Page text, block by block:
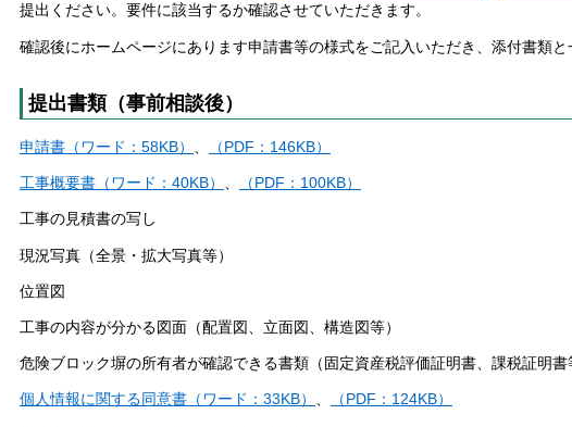
提出ください。要件に該当するか確認させていただきます。
確認後にホームページにあります申請書等の様式をご記入いただき、添付書類と
提出書類（事前相談後）
申請書（ワード：58KB） （PDF：146KB）
工事概要書（ワード：40KB） （PDF：100KB）
工事の見積書の写し
現況写真（全景・拡大写真等）
位置図
工事の内容が分かる図面（配置図、立面図、構造図等）
危険ブロック塀の所有者が確認できる書類（固定資産税評価証明書、課税証明書
個人情報に関する同意書（ワード：33KB） 、 （PDF：124KB）